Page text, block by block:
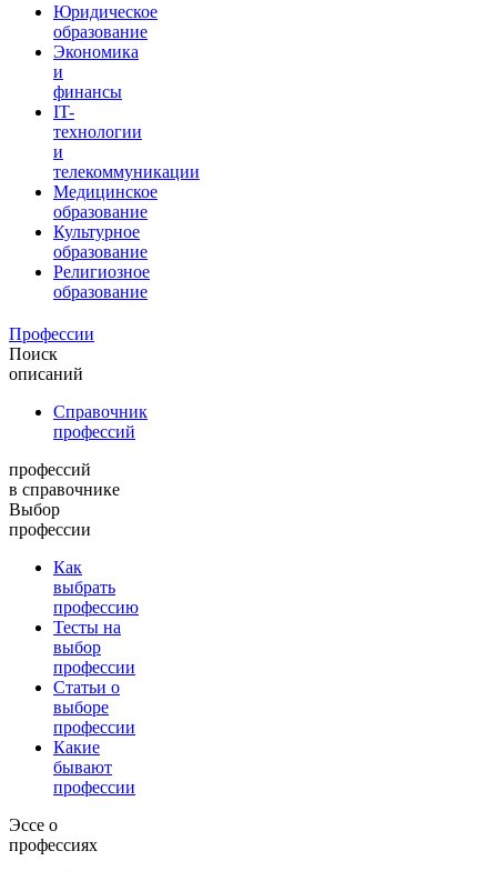
Юридическое
образование
Экономика
и
финансы
IT-
технологии
и
телекоммуникации
Медицинское
образование
Культурное
образование
Религиозное
образование
Профессии
Поиск
описаний
Справочник
профессий
профессий
в справочнике
Выбор
профессии
Как
выбрать
профессию
Тесты на
выбор
профессии
Статьи о
выборе
профессии
Какие
бывают
профессии
Эссе о
профессиях